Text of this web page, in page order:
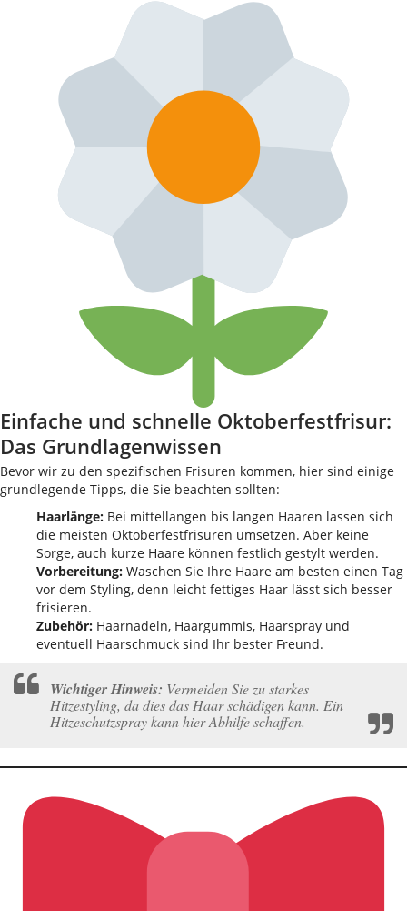
Einfache und schnelle Oktoberfestfrisur:
Das Grundlagenwissen
Bevor wir zu den spezifischen Frisuren kommen, hier sind einige
grundlegende Tipps, die Sie beachten sollten:
Haarlänge: Bei mittellangen bis langen Haaren lassen sich
die meisten Oktoberfestfrisuren umsetzen. Aber keine
Sorge, auch kurze Haare können festlich gestylt werden.
Vorbereitung: Waschen Sie Ihre Haare am besten einen Tag
vor dem Styling, denn leicht fettiges Haar lässt sich besser
frisieren.
Zubehör: Haarnadeln, Haargummis, Haarspray und
eventuell Haarschmuck sind Ihr bester Freund.
Wichtiger Hinweis: Vermeiden Sie zu starkes
Hitzestyling, da dies das Haar schädigen kann. Ein
Hitzeschutzspray kann hier Abhilfe schaffen.